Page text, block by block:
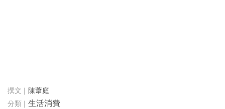
陳葦庭
生活消費